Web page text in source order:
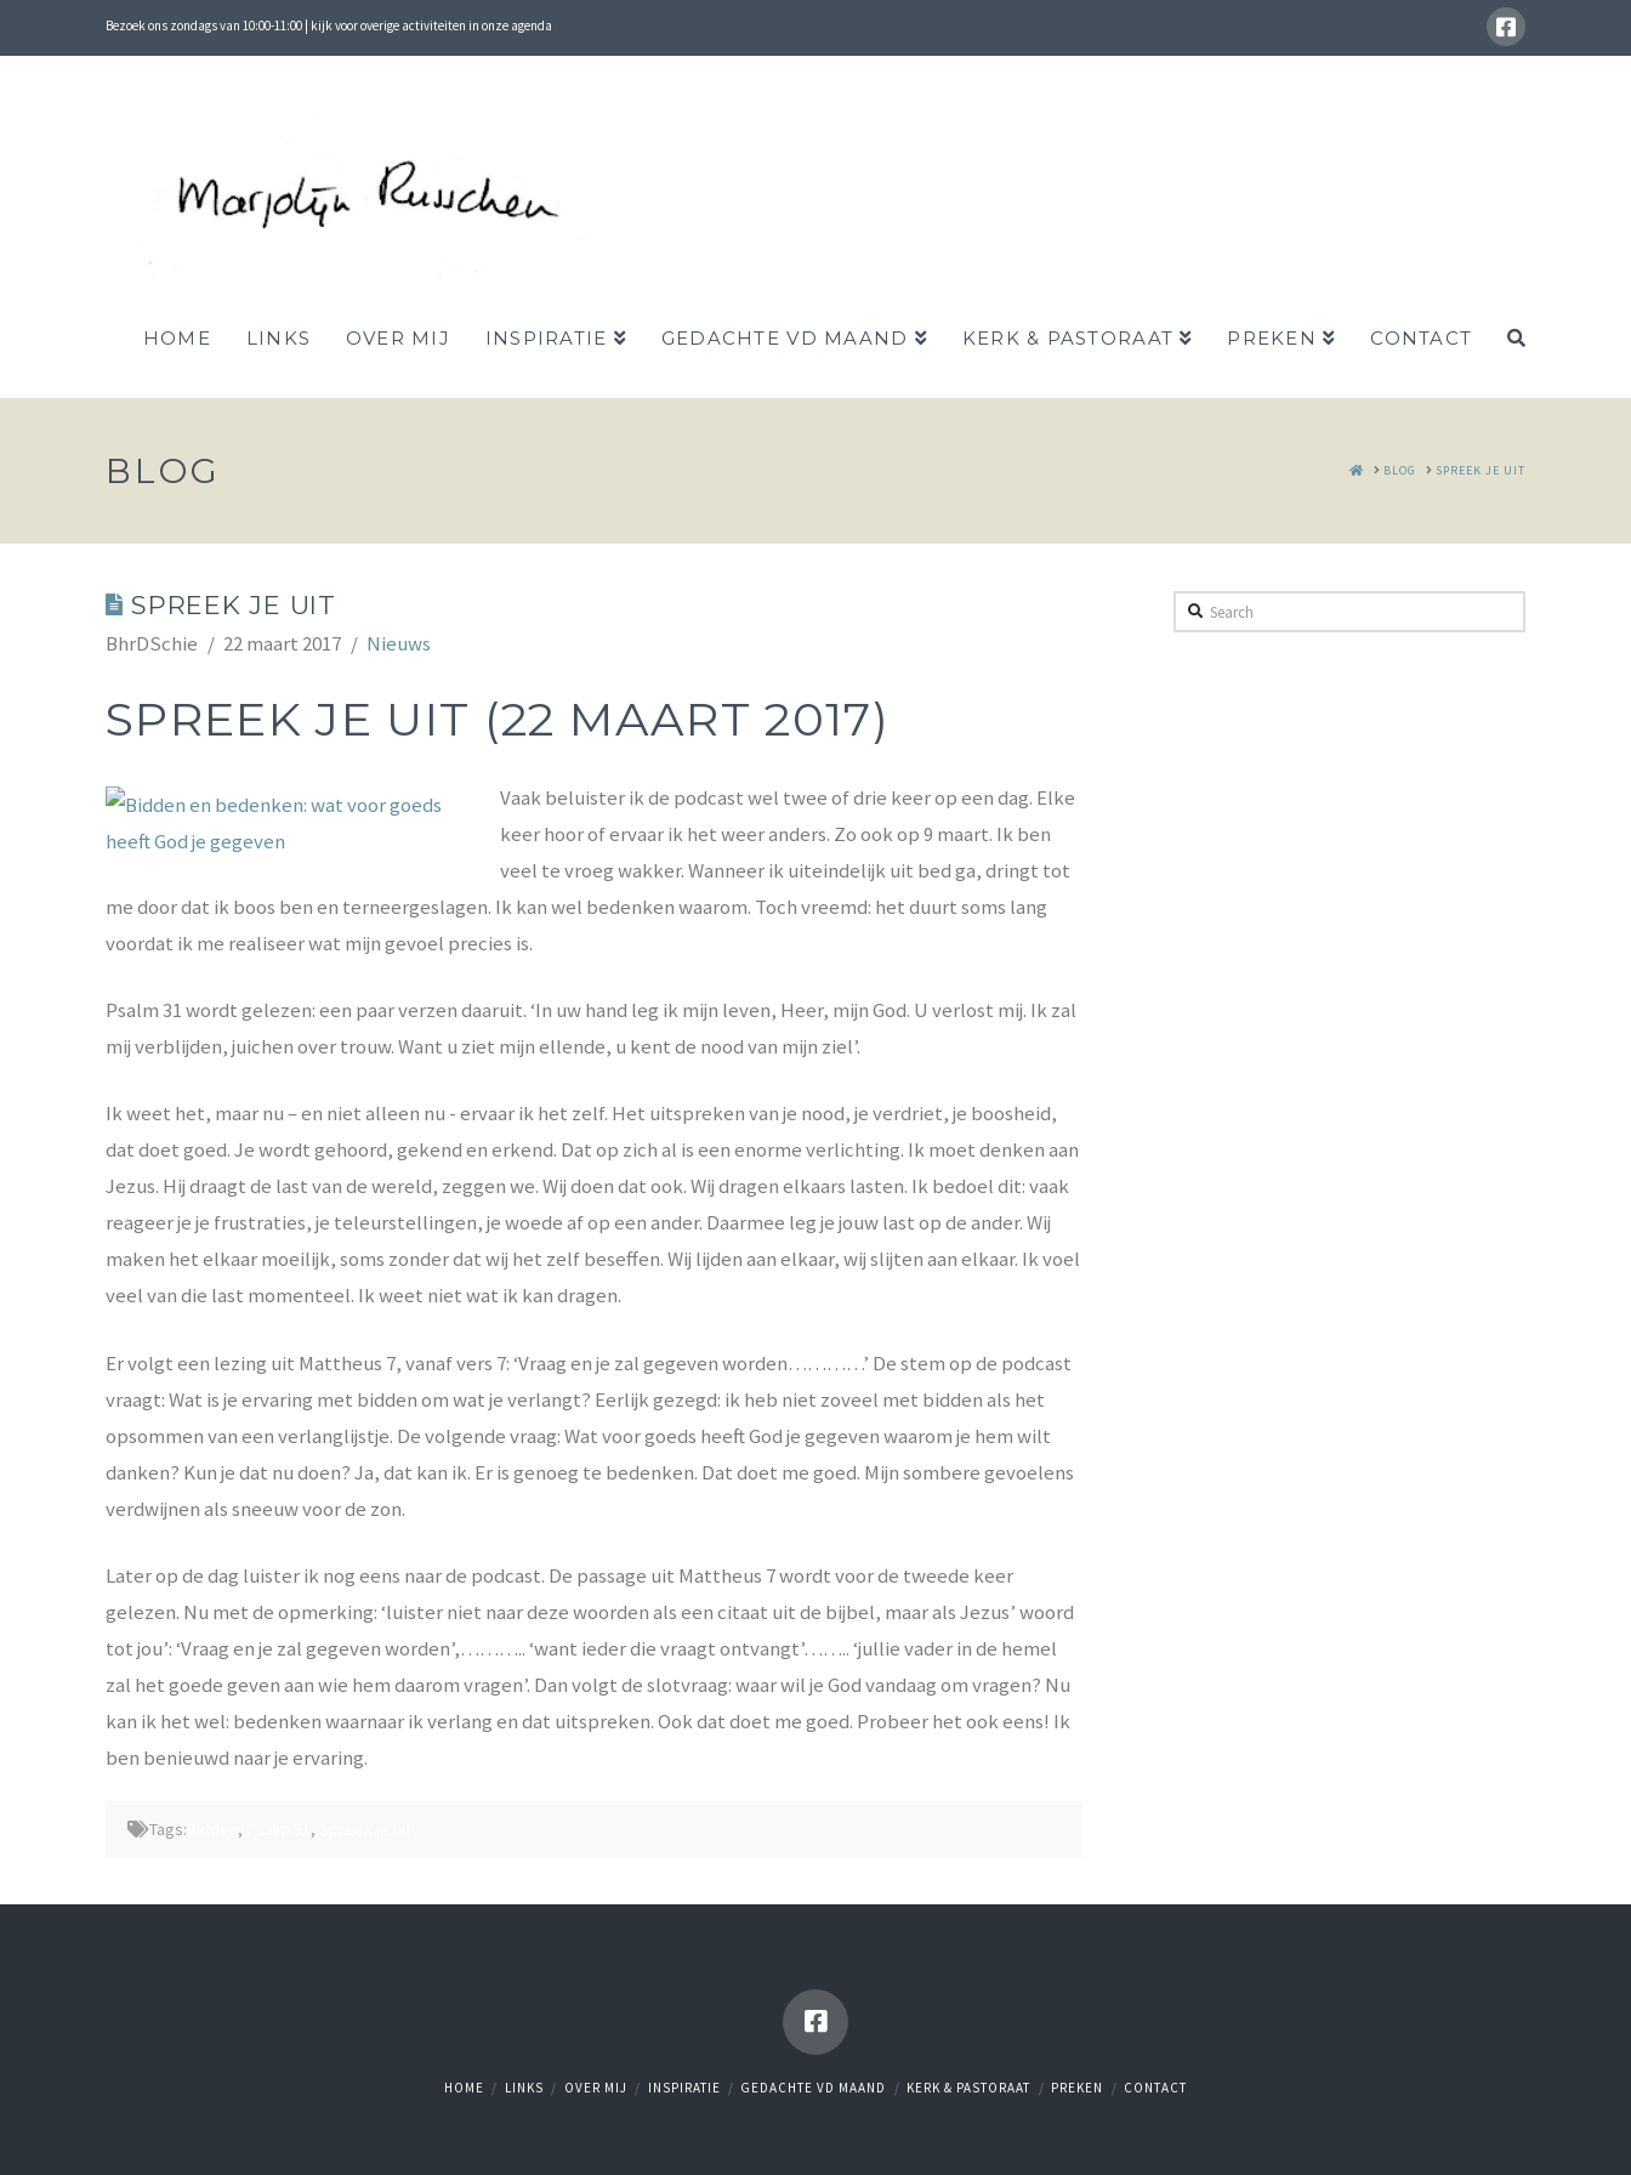
Bezoek ons zondags van 10:00-11:00 | kijk voor overige activiteiten in onze agenda
HOME LINKS OVER MIJ INSPIRATIE GEDACHTE VD MAAND KERK & PASTORAAT PREKEN CONTACT
BLOG HOMEBLOG SPREEK JE UIT
SPREEK JE UIT
BhrDSchie 22 maart 2017 Nieuws
SPREEK JE UIT (22 MAART 2017)
Vaak beluister ik de podcast wel twee of drie keer op een dag. Elke
keer hoor of ervaar ik het weer anders. Zo ook op 9 maart. Ik ben
veel te vroeg wakker. Wanneer ik uiteindelijk uit bed ga, dringt tot
me door dat ik boos ben en terneergeslagen. Ik kan wel bedenken waarom. Toch vreemd: het duurt soms lang
voordat ik me realiseer wat mijn gevoel precies is.
Psalm 31 wordt gelezen: een paar verzen daaruit. ‘In uw hand leg ik mijn leven, Heer, mijn God. U verlost mij. Ik zal
mij verblijden, juichen over trouw. Want u ziet mijn ellende, u kent de nood van mijn ziel’.
Ik weet het, maar nu – en niet alleen nu - ervaar ik het zelf. Het uitspreken van je nood, je verdriet, je boosheid,
dat doet goed. Je wordt gehoord, gekend en erkend. Dat op zich al is een enorme verlichting. Ik moet denken aan
Jezus. Hij draagt de last van de wereld, zeggen we. Wij doen dat ook. Wij dragen elkaars lasten. Ik bedoel dit: vaak
reageer je je frustraties, je teleurstellingen, je woede af op een ander. Daarmee leg je jouw last op de ander. Wij
maken het elkaar moeilijk, soms zonder dat wij het zelf beseffen. Wij lijden aan elkaar, wij slijten aan elkaar. Ik voel
veel van die last momenteel. Ik weet niet wat ik kan dragen.
Er volgt een lezing uit Mattheus 7, vanaf vers 7: ‘Vraag en je zal gegeven worden…………’ De stem op de podcast
vraagt: Wat is je ervaring met bidden om wat je verlangt? Eerlijk gezegd: ik heb niet zoveel met bidden als het
opsommen van een verlanglijstje. De volgende vraag: Wat voor goeds heeft God je gegeven waarom je hem wilt
danken? Kun je dat nu doen? Ja, dat kan ik. Er is genoeg te bedenken. Dat doet me goed. Mijn sombere gevoelens
verdwijnen als sneeuw voor de zon.
Later op de dag luister ik nog eens naar de podcast. De passage uit Mattheus 7 wordt voor de tweede keer
gelezen. Nu met de opmerking: ‘luister niet naar deze woorden als een citaat uit de bijbel, maar als Jezus’ woord
tot jou’:‘Vraag en je zal gegeven worden’,……….. ‘want ieder die vraagt ontvangt’…….. ‘jullie vader in de hemel
zal het goede geven aan wie hem daarom vragen’. Dan volgt de slotvraag: waar wil je God vandaag om vragen? Nu
kan ik het wel: bedenken waarnaar ik verlang en dat uitspreken. Ook dat doet me goed. Probeer het ook eens! Ik
ben benieuwd naar je ervaring.
Tags: , ,
Search
HOME LINKS OVER MIJ INSPIRATIE GEDACHTE VD MAAND KERK & PASTORAAT PREKEN CONTACT